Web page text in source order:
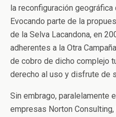
la reconfiguración
Evocando parte de la
de la Selva Lacandona, en
adherentes a la Otra
de cobro de dicho complejo
derecho al uso y disfrute de
Sin embrago, paralelamente
empresas Norton Consulting,